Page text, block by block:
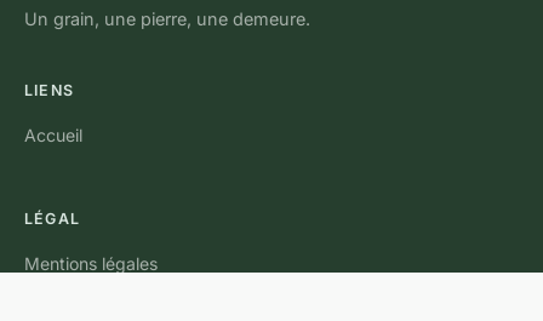
Un grain, une pierre, une demeure.
LIENS
Accueil
LÉGAL
Mentions légales